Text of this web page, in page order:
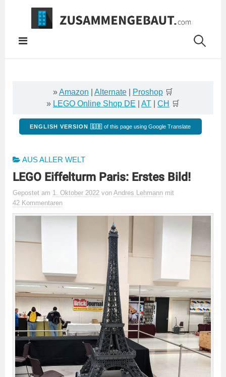
Springe
Inhalt
»Amazon Alternate Proshop 🛒
» LEGO Online Shop DE AT CH 🛒
ENGLISH VERSION 🇬🇧 of this page using Google Translate
AUS ALLER WELT
LEGO Eiffelturm Paris: Erstes Bild!
Gepostet am 1. Oktober 2022 von Andres Lehmann mit
42 Kommentaren